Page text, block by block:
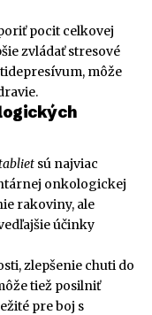
pocit celkovej
zvládať stresové
môže
sú najviac
onkologickej
rakoviny, ale
účinky
zlepšenie chuti do
tiež posilniť
pre boj s